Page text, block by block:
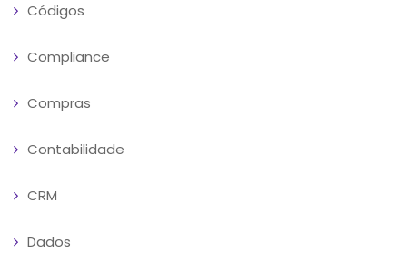
Códigos
Compliance
Compras
Contabilidade
CRM
Dados